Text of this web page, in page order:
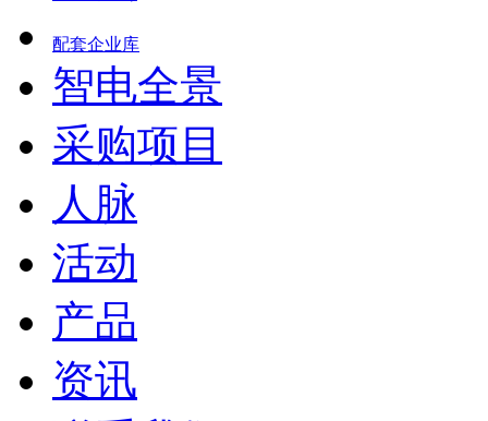
配套企业库
智电全景
采购项目
人脉
活动
产品
资讯